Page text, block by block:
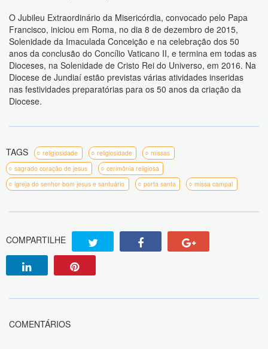
O Jubileu Extraordinário da Misericórdia, convocado pelo Papa
Francisco, iniciou em Roma, no dia 8 de dezembro de 2015,
Solenidade da Imaculada Conceição e na celebração dos 50
anos da conclusão do Concílio Vaticano II, e termina em todas as
Dioceses, na Solenidade de Cristo Rei do Universo, em 2016. Na
Diocese de Jundiaí estão previstas várias atividades inseridas
nas festividades preparatórias para os 50 anos da criação da
Diocese.
TAGS religiosidade religiosidade
missas
sagrado coração de jesus
cerimônia religiosa
igreja do senhor bom jesus e santuário
porta santa missa campal
COMPARTILHE
COMENTÁRIOS